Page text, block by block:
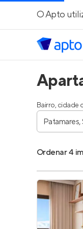
O Apto
Bairro, cidade
Ordenar4